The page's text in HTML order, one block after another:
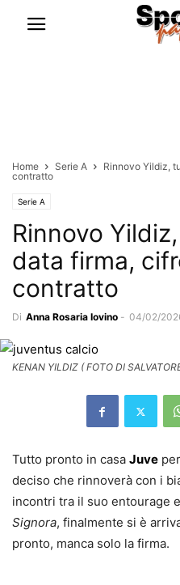
Home Serie A
Rinnovo Yildiz,
contratto
Serie A
Rinnovo
data firma,
contratto
Di Anna Rosaria Iovino - 04/02/
KENAN YILDIZ ( FOTO DI
Tutto pronto in casa Juve
deciso che rinnoverà con i
incontri tra il suo entourage
Signora, finalmente si è
pronto, manca solo la firma.